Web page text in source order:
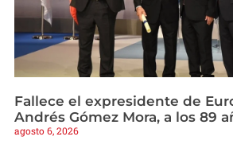
Fallece el expresidente de
Andrés Gómez Mora, a los 89
agosto 6, 2026